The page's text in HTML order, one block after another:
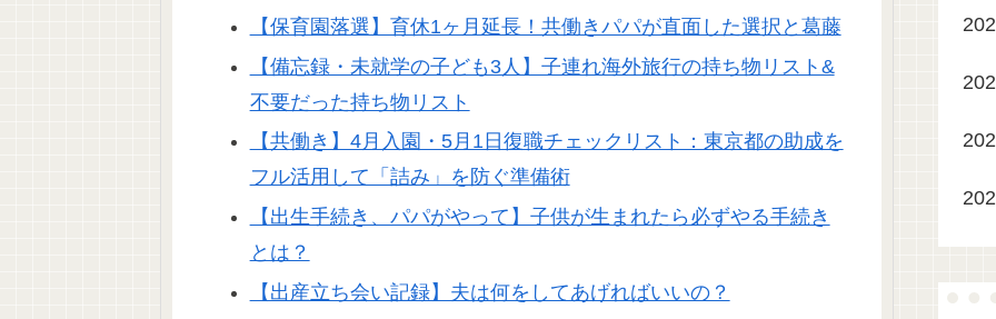
【保育園落選】育休1ヶ月延長！共働きパパが直面した選択と葛藤
【備忘録・未就学の子ども3人】子連れ海外旅行の持ち物リスト&
不要だった持ち物リスト
【共働き】4月入園・5月1日復職チェックリスト：東京都の助成を
フル活用して「詰み」を防ぐ準備術
【出生手続き、パパがやって】子供が生まれたら必ずやる手続き
とは？
【出産立ち会い記録】夫は何をしてあげればいいの？